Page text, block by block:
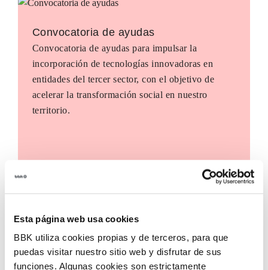
Esta página web usa cookies
BBK utiliza cookies propias y de terceros, para que
puedas visitar nuestro sitio web y disfrutar de sus
funciones. Algunas cookies son estrictamente
Convocatoria de ayudas
Convocatoria de ayudas para impulsar la
incorporación de tecnologías innovadoras en
entidades del tercer sector, con el objetivo de
acelerar la transformación social en nuestro
territorio.